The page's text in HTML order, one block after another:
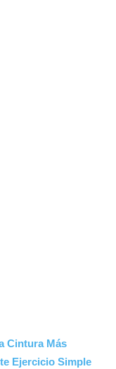
Cintura Más
Ejercicio Simple